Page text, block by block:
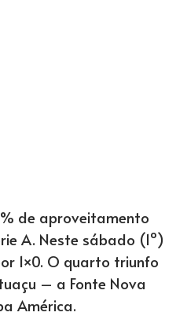
de aproveitamento
A. Neste sábado (1º)
1×0. O quarto triunfo
– a Fonte Nova
América.